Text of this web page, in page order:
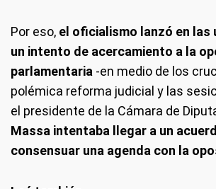
Por eso, el oficialismo lanzó en las
un intento de acercamiento a la
parlamentaria -en medio de los
polémica reforma judicial y las
el presidente de la Cámara de
Massa intentaba llegar a un
consensuar una agenda con la